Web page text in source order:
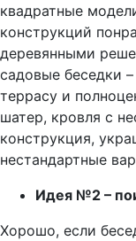
квадратные
конструкций
деревянными
садовые беседки
террасу и
шатер, кровля с
конструкция,
нестандартные
Идея №2 –
Хорошо, если